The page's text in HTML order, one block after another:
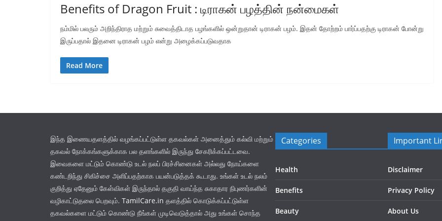
Benefits of Dragon Fruit : டிராகன் பழத்தின் நன்மைகள்
நம்மில் பலரும் அறிந்திராத மற்றும் சுவைத்திடாத பழங்களில் ஒன்றுதான் டிராகன் பழம். இதன் தோற்றம் பார்ப்பதற்கு டிராகன் போன்று
இருப்பதால் இதனை டிராகன் பழம் என்று அழைக்கப்படுவதாக
Read More
இந்த இணையதளத்தில் வழங்கப்பட்டுள்ள தகவல்கள் அனைத்தும் கல்வி மற்றும்
தகவல் நோக்கங்களுக்காக பல தளங்களில் இருந்து சேகரிக்கப்பட்டவை.
இவைகளை மட்டும் கொண்டு உடல் நலப் பிரச்சினைகள் அல்லது நோய்களை
கண்டறிந்து சிகிச்சை அளிப்பதற்காக பயன்படுத்தக் கூடாது. உங்கள் உடல் நலம்
குறித்து ஏதேனும் கேள்விகள் இருந்தால் தகுதி வாய்ந்த சுகாதார நிபுணர்களின்
வழிகாட்டுதலை பெறவும். TamilCare.in தளத்தில் கொடுக்கப்பட்டுள்ள
தகவல்களை மட்டும் கொண்டு நீங்கள் முடிவெடுத்தால் அது உங்கள் சொந்த
Categories
Health
Benefits
Beauty
Important
Disclaimer
Privacy Policy
About Us